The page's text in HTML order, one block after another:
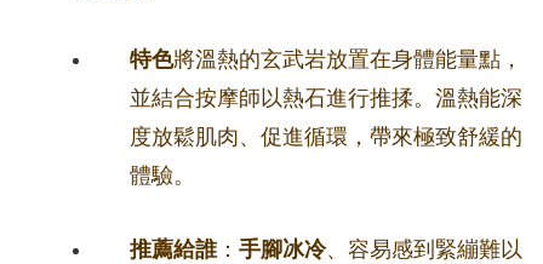
特色將溫熱的玄武岩放置在身體能量點，
並結合按摩師以熱石進行推揉。溫熱能深
度放鬆肌肉、促進循環，帶來極致舒緩的
體驗。
推薦給誰： 手腳冰冷、容易感到緊繃難以